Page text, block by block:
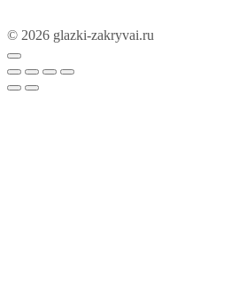
© 2026 glazki-zakryvai.ru